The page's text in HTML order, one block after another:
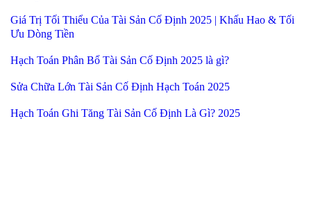
Giá Trị Tối Thiểu Của Tài Sản Cố Định 2025 | Khấu Hao & Tối
Ưu Dòng Tiền
Hạch Toán Phân Bổ Tài Sản Cố Định 2025 là gì?
Sửa Chữa Lớn Tài Sản Cố Định Hạch Toán 2025
Hạch Toán Ghi Tăng Tài Sản Cố Định Là Gì? 2025